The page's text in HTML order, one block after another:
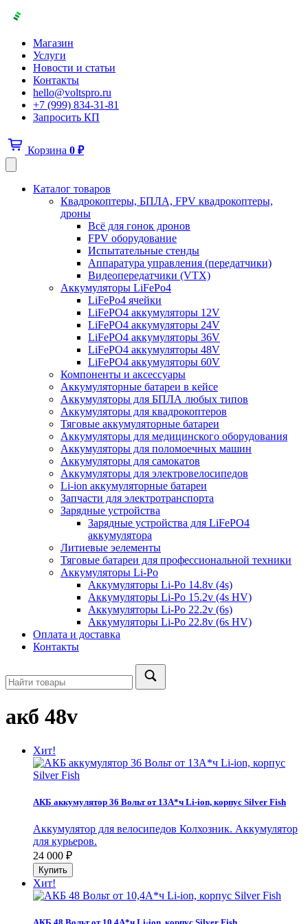
Магазин
Услуги
Новости и статьи
Контакты
hello@voltspro.ru
+7 (999) 834-31-81
Запросить КП
Корзина 0 ₽
Каталог товаров
Квадрокоптеры, БПЛА, FPV квадрокоптеры,
дроны
Всё для гонок дронов
FPV оборудование
Испытательные стенды
Аппаратура управления (передатчики)
Видеопередатчики (VTX)
Аккумуляторы LiFePo4
LiFePo4 ячейки
LiFePO4 аккумуляторы 12V
LiFePO4 аккумуляторы 24V
LiFePO4 аккумуляторы 36V
LiFePO4 аккумуляторы 48V
LiFePO4 аккумуляторы 60V
Компоненты и аксессуары
Аккумуляторные батареи в кейсе
Аккумуляторы для БПЛА любых типов
Аккумуляторы для квадрокоптеров
Тяговые аккумуляторные батареи
Аккумуляторы для медицинского оборудования
Аккумуляторы для поломоечных машин
Аккумуляторы для самокатов
Аккумуляторы для электровелосипедов
Li-ion аккумуляторные батареи
Запчасти для электротранспорта
Зарядные устройства
Зарядные устройства для LiFePO4
аккумулятора
Литиевые эелементы
Тяговые батареи для профессиональной техники
Аккумуляторы Li-Po
Аккумуляторы Li-Po 14.8v (4s)
Аккумуляторы Li-Po 15.2v (4s HV)
Аккумуляторы Li-Po 22.2v (6s)
Аккумуляторы Li-Po 22.8v (6s HV)
Оплата и доставка
Контакты
акб 48v
Хит!
АКБ аккумулятор 36 Вольт от 13А*ч Li-ion, корпус Silver Fish
Аккумулятор для велосипедов Колхозник. Аккумулятор
для курьеров.
24 000 ₽
Купить
Хит!